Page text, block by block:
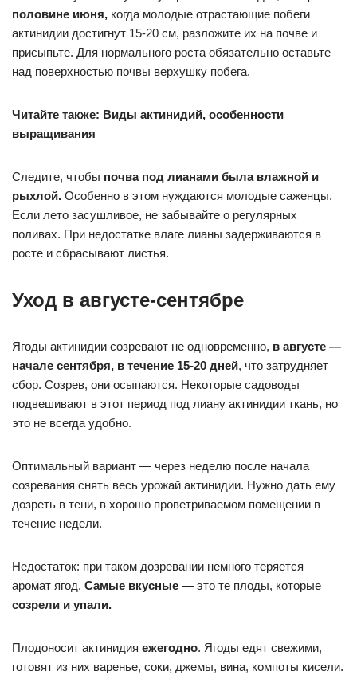
половине июня, когда молодые отрастающие побеги
актинидии достигнут 15-20 см, разложите их на почве и
присыпьте. Для нормального роста обязательно оставьте
над поверхностью почвы верхушку побега.
Читайте также: Виды актинидий, особенности
выращивания
Следите, чтобы почва под лианами была влажной и
рыхлой. Особенно в этом нуждаются молодые саженцы.
Если лето засушливое, не забывайте о регулярных
поливах. При недостатке влаге лианы задерживаются в
росте и сбрасывают листья.
Уход в августе-сентябре
Ягоды актинидии созревают не одновременно, в августе —
начале сентября, в течение 15-20 дней, что затрудняет
сбор. Созрев, они осыпаются. Некоторые садоводы
подвешивают в этот период под лиану актинидии ткань, но
это не всегда удобно.
Оптимальный вариант — через неделю после начала
созревания снять весь урожай актинидии. Нужно дать ему
дозреть в тени, в хорошо проветриваемом помещении в
течение недели.
Недостаток: при таком дозревании немного теряется
аромат ягод. Самые вкусные — это те плоды, которые
созрели и упали.
Плодоносит актинидия ежегодно. Ягоды едят свежими,
готовят из них варенье, соки, джемы, вина, компоты кисели.